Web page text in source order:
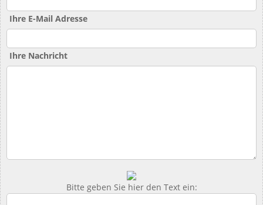
Ihre E-Mail Adresse
Ihre Nachricht
Bitte geben Sie hier den Text ein: